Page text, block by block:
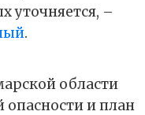
уточняется, –
.
области
и план